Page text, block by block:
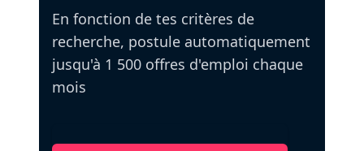
En fonction de tes critères de
recherche, postule automatiquement
jusqu'à 1 500 offres d'emploi chaque
mois